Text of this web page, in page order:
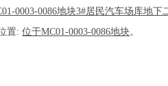
0003-0086地块3#居民汽车场库地下
置: 位于MC01-0003-0086地块。